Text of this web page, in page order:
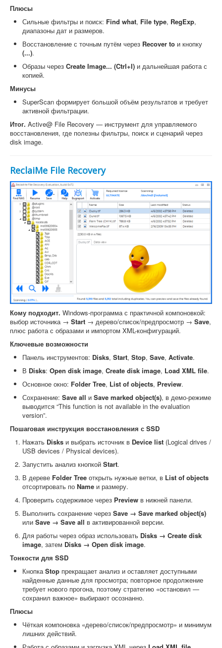
Плюсы
Сильные фильтры и поиск: Find what, File type, RegExp,
диапазоны дат и размеров.
Восстановление с точным путём через Recover to и кнопку
(...).
Образы через Create Image... (Ctrl+I) и дальнейшая работа с
копией.
Минусы
SuperScan формирует большой объём результатов и требует
активной фильтрации.
Итог. Active@ File Recovery — инструмент для управляемого
восстановления, где полезны фильтры, поиск и сценарий через
disk image.
ReclaiMe File Recovery
Кому подходит. Windows-программа с практичной компоновкой:
выбор источника → Start → дерево/список/предпросмотр → Save,
плюс работа с образами и импортом XML-конфигураций.
Ключевые возможности
Панель инструментов: Disks, Start, Stop, Save, Activate.
В Disks: Open disk image, Create disk image, Load XML file.
Основное окно: Folder Tree, List of objects, Preview.
Сохранение: Save all и Save marked object(s), в демо-режиме
выводится “This function is not available in the evaluation
version”.
Пошаговая инструкция восстановления с SSD
Нажать Disks и выбрать источник в Device list (Logical drives /
USB devices / Physical devices).
Запустить анализ кнопкой Start.
В дереве Folder Tree открыть нужные ветки, в List of objects
отсортировать по Name и размеру.
Проверить содержимое через Preview в нижней панели.
Выполнить сохранение через Save → Save marked object(s)
или Save → Save all в активированной версии.
Для работы через образ использовать Disks → Create disk
image, затем Disks → Open disk image.
Тонкости для SSD
КнопкаStop прекращает анализ и оставляет доступными
найденные данные для просмотра; повторное продолжение
требует нового прогона, поэтому стратегию «остановил —
сохранил важное» выбирают осознанно.
Плюсы
Чёткая компоновка «дерево/список/предпросмотр» и минимум
лишних действий.